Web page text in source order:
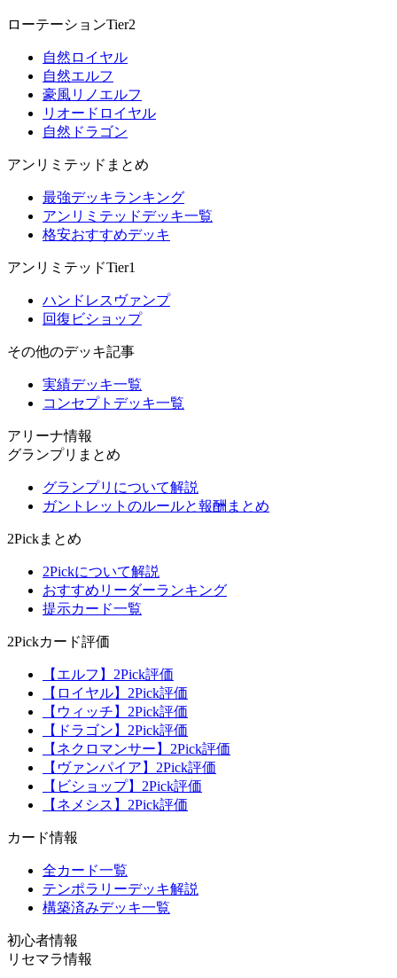
ローテーションTier2
自然ロイヤル
自然エルフ
豪風リノエルフ
リオードロイヤル
自然ドラゴン
アンリミテッドまとめ
最強デッキランキング
アンリミテッドデッキ一覧
格安おすすめデッキ
アンリミテッドTier1
ハンドレスヴァンプ
回復ビショップ
その他のデッキ記事
実績デッキ一覧
コンセプトデッキ一覧
アリーナ情報
グランプリまとめ
グランプリについて解説
ガントレットのルールと報酬まとめ
2Pickまとめ
2Pickについて解説
おすすめリーダーランキング
提示カード一覧
2Pickカード評価
【エルフ】2Pick評価
【ロイヤル】2Pick評価
【ウィッチ】2Pick評価
【ドラゴン】2Pick評価
【ネクロマンサー】2Pick評価
【ヴァンパイア】2Pick評価
【ビショップ】2Pick評価
【ネメシス】2Pick評価
カード情報
全カード一覧
テンポラリーデッキ解説
構築済みデッキ一覧
初心者情報
リセマラ情報